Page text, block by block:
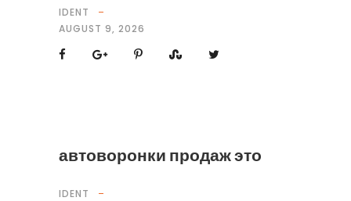
IDENT
AUGUST 9, 2026
автоворонки продаж это
IDENT